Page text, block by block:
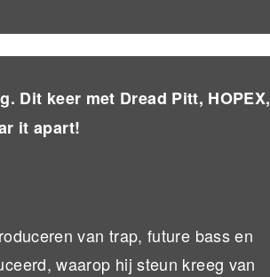
Dit keer met Dread Pitt, HOPEX,
it apart!
van trap, future bass en
waarop hij steun kreeg van